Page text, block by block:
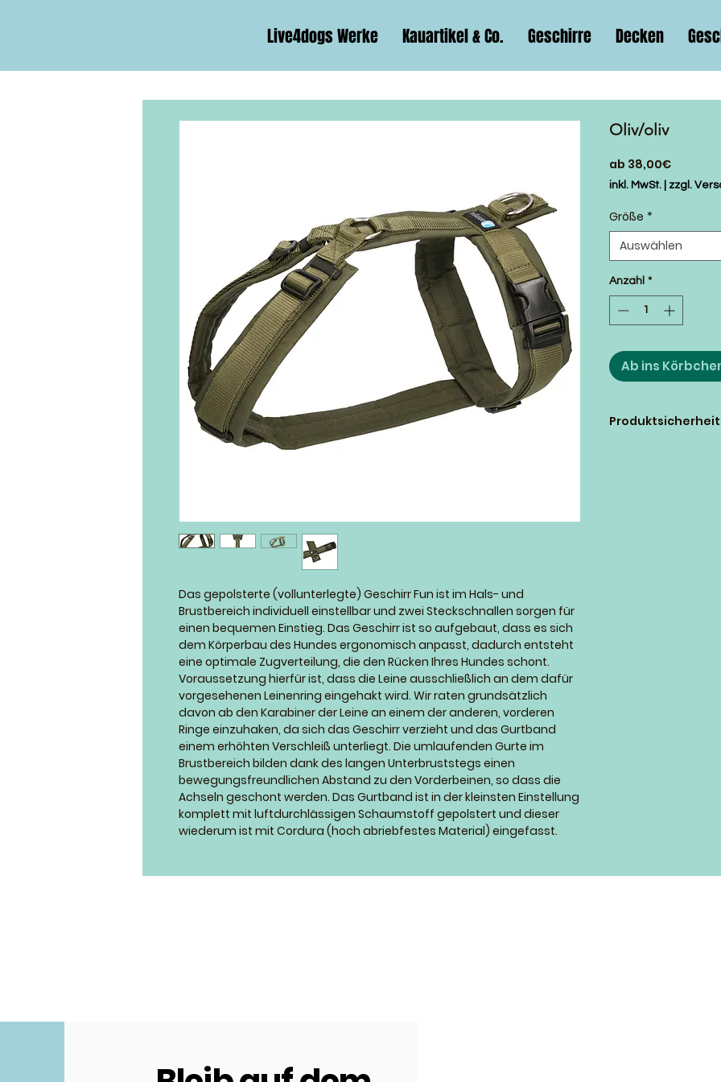
Live4dogs Werke Kauartikel & Co. Geschirre Decken
Das gepolsterte (vollunterlegte) Geschirr Fun ist im Hals- und
Brustbereich individuell einstellbar und zwei Steckschnallen sorgen für
einen bequemen Einstieg. Das Geschirr ist so aufgebaut, dass es sich
dem Körperbau des Hundes ergonomisch anpasst, dadurch entsteht
eine optimale Zugverteilung, die den Rücken Ihres Hundes schont.
Voraussetzung hierfür ist, dass die Leine ausschließlich an dem dafür
vorgesehenen Leinenring eingehakt wird. Wir raten grundsätzlich
davon ab den Karabiner der Leine an einem der anderen, vorderen
Ringe einzuhaken, da sich das Geschirr verzieht und das Gurtband
einem erhöhten Verschleiß unterliegt. Die umlaufenden Gurte im
Brustbereich bilden dank des langen Unterbruststegs einen
bewegungsfreundlichen Abstand zu den Vorderbeinen, so dass die
Achseln geschont werden. Das Gurtband ist in der kleinsten Einstellung
komplett mit luftdurchlässigen Schaumstoff gepolstert und dieser
wiederum ist mit Cordura (hoch abriebfestes Material) eingefasst.
Oliv/oliv
ab 38,00€Sale-
Preis
inkl. MwSt. zzgl.
Größe *
Auswählen
Anzahl *
Ab ins